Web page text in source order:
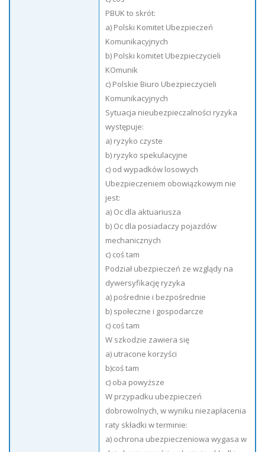
PBUK to skrót:
a) Polski Komitet Ubezpieczeń
Komunikacyjnych
b) Polski komitet Ubezpieczycieli
KOmunik
c) Polskie Biuro Ubezpieczycieli
Komunikacyjnych
Sytuacja nieubezpieczalności ryzyka
występuje:
a) ryzyko czyste
b) ryzyko spekulacyjne
c) od wypadków losowych
Ubezpieczeniem obowiązkowym nie
jest:
a) Oc dla aktuariusza
b) Oc dla posiadaczy pojazdów
mechanicznych
c) coś tam
Podział ubezpieczeń ze wzglądy na
dywersyfikację ryzyka
a) pośrednie i bezpośrednie
b) społeczne i gospodarcze
c) coś tam
W szkodzie zawiera się
a) utracone korzyści
b)coś tam
c) oba powyższe
W przypadku ubezpieczeń
dobrowolnych, w wyniku niezapłacenia
raty składki w terminie:
a) ochrona ubezpieczeniowa wygasa w